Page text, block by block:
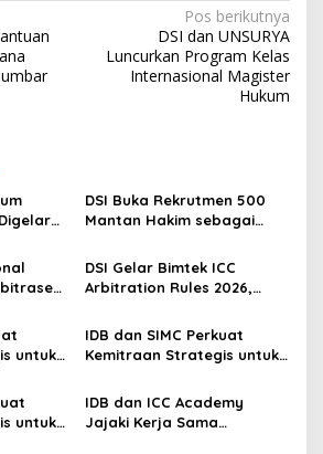
Pos berikutnya
DSI dan UNSURYA
Luncurkan Program Kelas
Internasional Magister
Hukum
DSI Buka Rekrutmen 500
Mantan Hakim sebagai
Penyelesaian Sengketa di
Indonesia
DSI Gelar Bimtek ICC
Arbitration Rules 2026,
Praktisi Hukum Indonesia di
Kancah Internasional
untuk
IDB dan SIMC Perkuat
Kemitraan Strategis untuk
Komersial Internasional
untuk
IDB dan ICC Academy
Jajaki Kerja Sama